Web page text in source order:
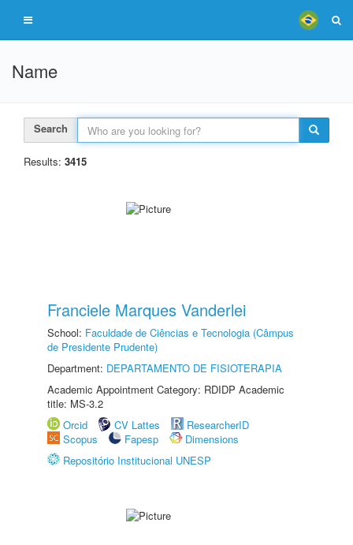
Name
Search
Results: 3415
Franciele Marques Vanderlei
School: Faculdade de Ciências e Tecnologia (Câmpus
de Presidente Prudente)
Department: DEPARTAMENTO DE FISIOTERAPIA
Academic Appointment Category: RDIDP Academic
title: MS-3.2
Orcid
CV Lattes
ResearcherID
Scopus
Fapesp
Dimensions
Repositório Institucional UNESP